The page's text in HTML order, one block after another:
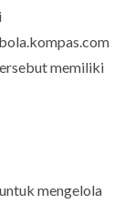
memiliki
mengelola